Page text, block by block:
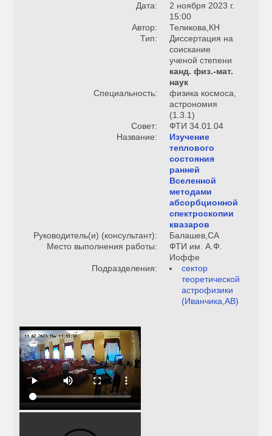
Дата:
2 ноября 2023 г.
15:00
Автор:
Теликова,КН
Тип:
Диссертация на
соискание
ученой степени
канд. физ.-мат.
наук
Специальность:
физика космоса,
астрономия
(1.3.1)
Совет:
ФТИ 34.01.04
Название:
Изучение
теплового
состояния
ранней
Вселенной
методами
абсорбционной
спектроскопии
квазаров
Руководитель(и) (консультант):
Балашев,СА
Место выполнения работы:
ФТИ им. А.Ф.
Иоффе
Подразделения:
сектор
теоретической
астрофизики
(Иванчика,АВ)